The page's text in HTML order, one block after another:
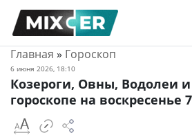
Главная » Гороскоп
6 июня 2026, 18:10
Козероги, Овны, Водолеи
гороскопе на воскресенье